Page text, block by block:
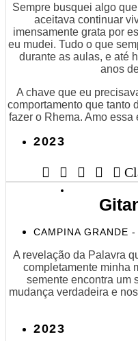
Sempre busquei algo
aceitava continuar
imensamente grata por
eu mudei. Tudo o que
durante as aulas, e até
anos
A chave que eu
comportamento que tanto
fazer o Rhema. Amo
2023
    
CAMPINA GRANDE -
A revelação da Palavra
completamente minha
semente encontra um
mudança verdadeira e
2023